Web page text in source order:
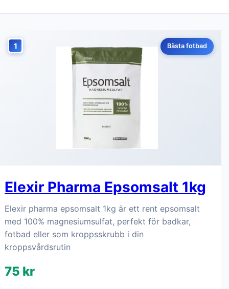
1 Bästa fotbad
Elexir Pharma Epsomsalt 1kg
Elexir pharma epsomsalt 1kg är ett rent epsomsalt
med 100% magnesiumsulfat, perfekt för badkar,
fotbad eller som kroppsskrubb i din
kroppsvårdsrutin
75 kr